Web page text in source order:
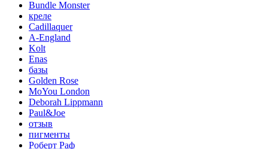
Bundle Monster
креле
Cadillaquer
A-England
Kolt
Enas
базы
Golden Rose
MoYou London
Deborah Lippmann
Paul&Joe
отзыв
пигменты
Роберт Раф